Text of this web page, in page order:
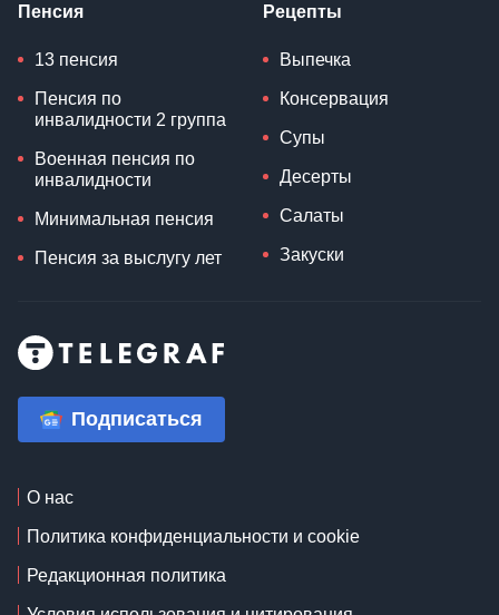
Пенсия
13 пенсия
Пенсия по
инвалидности 2 группа
Военная пенсия по
инвалидности
Минимальная пенсия
Пенсия за выслугу лет
Рецепты
Выпечка
Консервация
Супы
Десерты
Салаты
Закуски
Подписаться
О нас
Политика конфиденциальности и cookie
Редакционная политика